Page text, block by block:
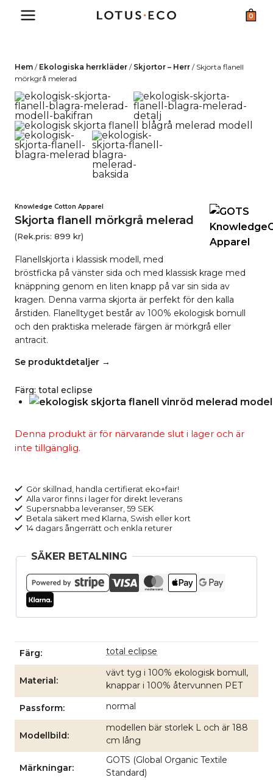
0
Hem / Ekologiska herrkläder / Skjortor – Herr / Skjorta flanell
mörkgrå melerad
Knowledge Cotton Apparel
Skjorta flanell mörkgrå melerad
(Rek.pris: 899 kr)
Flanellskjorta i klassisk modell, med
bröstficka på vänster sida och med klassisk krage med
knäppning genom en liten knapp på var sin sida av
kragen. Denna varma skjorta är perfekt för den kalla
årstiden. Flanelltyget består av 100% ekologisk bomull
och den praktiska melerade färgen är mörkgrå eller
antracit.
Se produktdetaljer →
Färg: total eclipse
Denna produkt är för närvarande slut i lager och är
inte tillgänglig.
Gör skillnad, handla certifierat eko+fair!
Alla varor finns i lager för direkt leverans
Supersnabba leveranser, 59 SEK
Betala säkert med Klarna, Swish eller kort
14 dagars ångerrätt och enkla returer
SÄKER BETALNING
Färg total eclipse
Material
vävt tyg i 100% ekologisk bomull,
knappar i 100% återvunnen PET
Passform normal
Modellbild
modellen bär storlek L och är 188
cm lång
Märkningar
GOTS (Global Organic Textile
Standard)